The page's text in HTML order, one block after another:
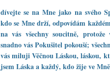
dívejte se na Mne jako na svého
kdo se Mne drží, odpovídám
na vás všechny soucitně,
snadno vás Pokušitel pokouší;
vás miluji Věčnou Láskou, láskou,
jsem Láska a každý, kdo žije ve